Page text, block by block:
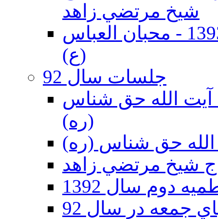
شيخ مرتضي زاهد
جلسات دهه اول محرم الحرام 1393 - محبان العباس
(ع)
جلسات سال 92
92 - حسينيه آيت الله حق شناس
(ره)
دوم سال 1392
جمعه در سال 92